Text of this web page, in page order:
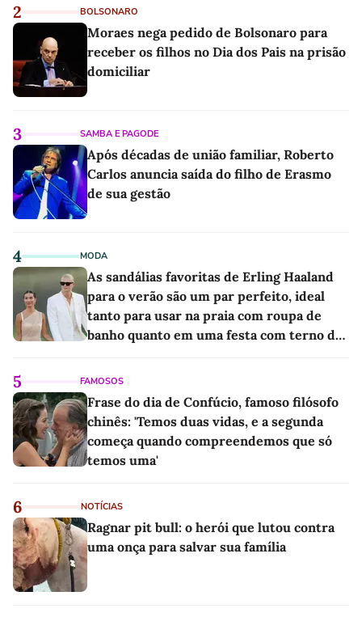
2 BOLSONARO
Moraes nega pedido de Bolsonaro para
receber os filhos no Dia dos Pais na prisão
domiciliar
3 SAMBA E PAGODE
Após décadas de união familiar, Roberto
Carlos anuncia saída do filho de Erasmo
de sua gestão
4 MODA
As sandálias favoritas de Erling Haaland
para o verão são um par perfeito, ideal
tanto para usar na praia com roupa de
banho quanto em uma festa com terno de
5 FAMOSOS
Frase do dia de Confúcio, famoso filósofo
chinês: 'Temos duas vidas, e a segunda
começa quando compreendemos que só
temos uma'
6 NOTÍCIAS
Ragnar pit bull: o herói que lutou contra
uma onça para salvar sua família